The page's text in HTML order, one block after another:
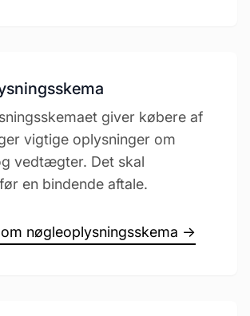
giver købere af
vigtige oplysninger om
vedtægter. Det skal
en bindende aftale.
nøgleoplysningsskema →